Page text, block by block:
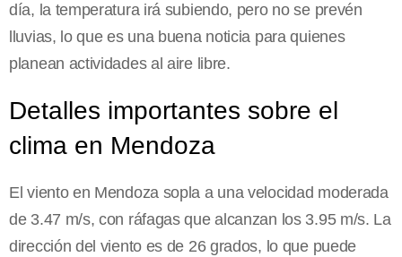
día, la temperatura irá subiendo, pero no se prevén
lluvias, lo que es una buena noticia para quienes
planean actividades al aire libre.
Detalles importantes sobre el
clima en Mendoza
El viento en Mendoza sopla a una velocidad moderada
de 3.47 m/s, con ráfagas que alcanzan los 3.95 m/s. La
dirección del viento es de 26 grados, lo que puede